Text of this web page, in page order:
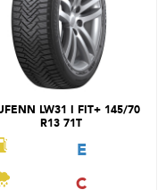
LW31 I FIT+ 145/70
R13 71T
E
C